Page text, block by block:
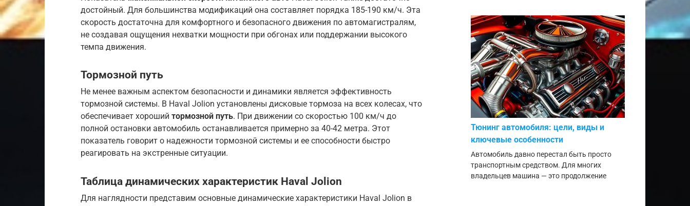
достойный. Для большинства модификаций она составляет порядка 185-190 км/ч. Эта
скорость достаточна для комфортного и безопасного движения по автомагистралям,
не создавая ощущения нехватки мощности при обгонах или поддержании высокого
темпа движения.
Тормозной путь
Не менее важным аспектом безопасности и динамики является эффективность
тормозной системы. В Haval Jolion установлены дисковые тормоза на всех колесах, что
обеспечивает хороший тормозной путь. При движении со скоростью 100 км/ч до
полной остановки автомобиль останавливается примерно за 40-42 метра. Этот
показатель говорит о надежности тормозной системы и ее способности быстро
реагировать на экстренные ситуации.
Таблица динамических характеристик Haval Jolion
Для наглядности представим основные динамические характеристики Haval Jolion в
Тюнинг автомобиля: цели, виды и
ключевые особенности
Автомобиль давно перестал быть просто
транспортным средством. Для многих
владельцев машина — это продолжение